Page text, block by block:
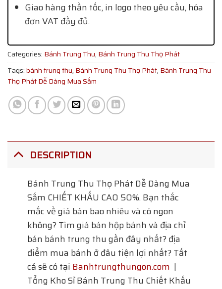
Giao hàng thần tốc, in logo theo yêu cầu, hóa
đơn VAT đầy đủ.
Categories: Bánh Trung Thu, Bánh Trung Thu Thọ Phát
Tags:bánh trung thu, Bánh Trung Thu Thọ Phát, Bánh Trung Thu
Thọ Phát Dễ Dàng Mua Sắm
DESCRIPTION
Bánh Trung Thu Thọ Phát Dễ Dàng Mua
Sắm CHIẾT KHẤU CAO 50%. Bạn thắc
mắc về giá bán bao nhiêu và có ngon
không? Tìm giá bán hộp bánh và địa chỉ
bán bánh trung thu gần đây nhất? địa
điểm mua bánh ở đâu tiện lợi nhất? Tất
cả sẽ có tại Banhtrungthungon.com |
Tổng Kho Sỉ Bánh Trung Thu Chiết Khấu